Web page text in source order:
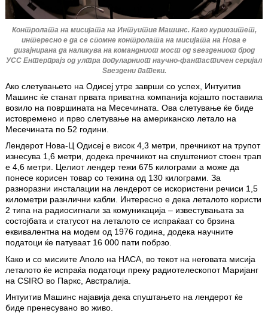
Контролата на мисијата на Интуитив Машинс.Како куриозитет,
интересно е да се спомне контролата на мисијата на Нова е
дизајнирана да наликува на командниот мост од ѕвездениот брод
УСС Ентерпрајз од ултра популарниот научно-фантастичен серијал
Ѕвездени патеки.
Ако слетувањето на Одисеј утре заврши со успех, Интуитив
Машинс ќе станат првата приватна компанија којашто поставила
возило на површината на Месечината. Ова слетување ќе биде
истовремено и прво слетување на американско летало на
Месечината по 52 години.
Лендерот Нова-Ц Одисеј е висок 4,3 метри, пречникот на трупот
изнесува 1,6 метри, додека пречникот на спуштениот стоен трап
е 4,6 метри. Целиот лендер тежи 675 килограми а може да
понесе корисен товар со тежина од 130 килограми. За
разноразни инсталации на лендерот се искористени речиси 1,5
километри разнлични кабли. Интересно е дека леталото користи
2 типа на радиосигнали за комуникација – известувањата за
состојбата и статусот на леталото се испраќаат со брзина
еквивалентна на модем од 1976 година, додека научните
податоци ќе патуваат 16 000 пати побрзо.
Како и со мисиите Аполо на НАСА, во текот на неговата мисија
леталото ќе испраќа податоци преку радиотелескопот Маријанг
на CSIRO во Паркс, Австралија.
Интуитив Машинс најавија дека спуштањето на лендерот ќе
биде пренесувано во живо.